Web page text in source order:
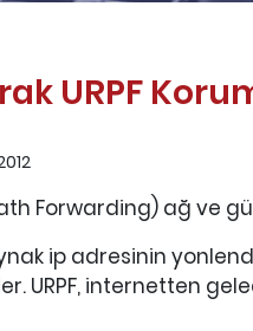
URPF
Forwarding) ağ ve
ip adresinin
URPF, internetten